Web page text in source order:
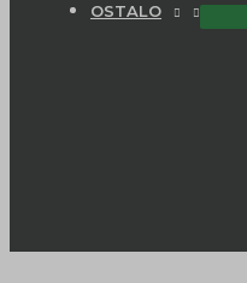
OSTALO